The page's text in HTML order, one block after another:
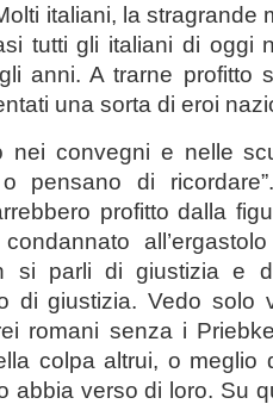
italiani, la stragrande
tutti gli italiani di oggi
anni. A trarne profitto
una sorta di eroi
nei convegni e nelle
pensano di
profitto dalla
si parli di giustizia e
di giustizia. Vedo solo
romani senza i
colpa altrui, o meglio
abbia verso di loro. Su